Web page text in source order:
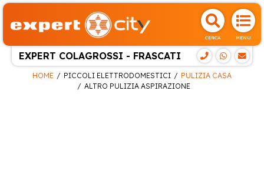
CERCA MENU
EXPERT COLAGROSSI - FRASCATI
HOME PICCOLI ELETTRODOMESTICI
PULIZIA CASA
ALTRO PULIZIA ASPIRAZIONE